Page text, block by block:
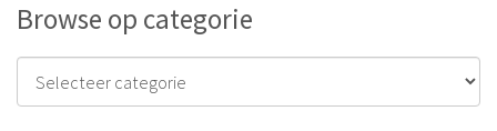
Browse op categorie